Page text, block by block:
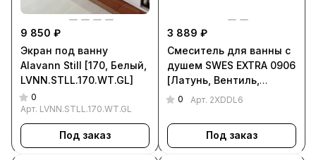
9 850 ₽
Экран под ванну
Alavann Still [170, Белый,
LVNN.STLL.170.WT.GL]
0
Арт. LVNN.STLL.170.WT.GL
Под заказ
3 889 ₽
Смеситель для ванны с
душем SWES EXTRA 0906
[Латунь, Вентиль,
Круглый, Хром, 2XDDL6]
0 Арт. 2XDDL6
Под заказ